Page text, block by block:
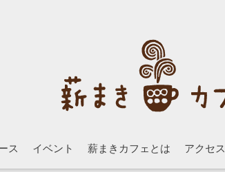
ス イベント 薪まきカフェとは アクセス